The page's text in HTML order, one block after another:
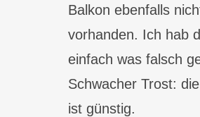
Balkon ebenfalls
vorhanden. Ich hab
einfach was falsch
Schwacher Trost:
ist günstig.